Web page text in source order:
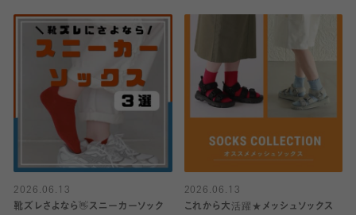
2026.06.13
靴ズレさよなら👋スニーカーソック
2026.06.13
これから大活躍★メッシュソックス